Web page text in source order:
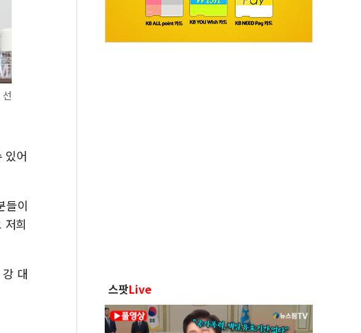
있어
들이
희
대
스팟Live